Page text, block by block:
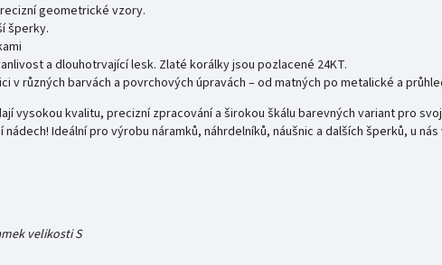
geometrické vzory.
šperky.
a dlouhotrvající lesk. Zlaté korálky jsou pozlacené 24KT.
v různých barvách a povrchových úpravách – od matných po metalické a
vysokou kvalitu, precizní zpracování a širokou škálu barevných variant pro
Ideální pro výrobu náramků, náhrdelníků, náušnic a dalších šperků, u
velikosti S